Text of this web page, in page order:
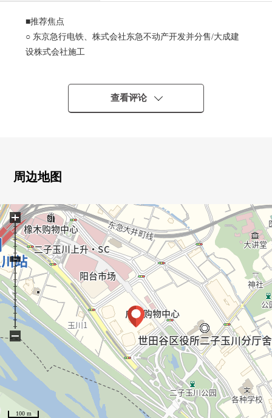
■推荐焦点
○ 东京急行电铁、株式会社东急不动产开发并分售/大成建
设株式会社施工
○ ＩＣ卡系统使用
○ 贵宾室，兒童房，Fitness Room，
○ 考虑遮音性的双重的地板、双重天花板
[专有部分]
○68.69平米的2LDK
○风景关于18階住戸良好
■ 翻新内容(2026年4月实施)
0组合厨房交换(附带洗碗机、净水器)
0整体卫浴交换(保温浴缸)
0盥洗台交换
0所有房间墙、天花板Cross张替
0所有房间地板张替
0天花板盒式空调交换(LDK)
查看评论
周边地图
100 m
+
−